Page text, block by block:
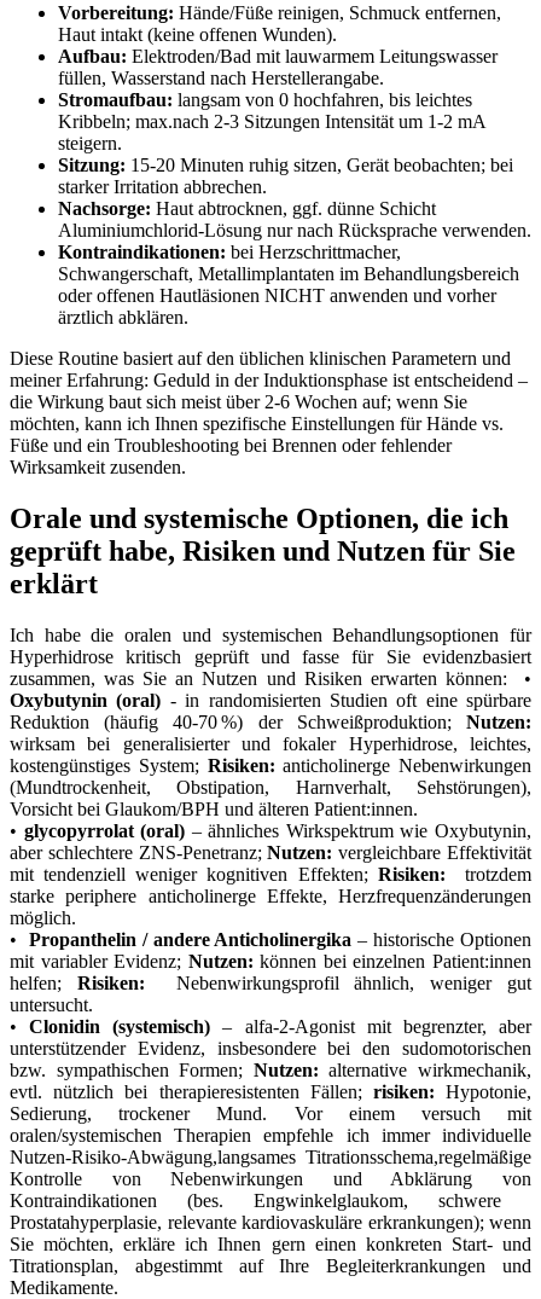
Vorbereitung: Hände/Füße reinigen, Schmuck⁤ entfernen,
Haut intakt (keine offenen Wunden).
Aufbau: Elektroden/Bad ‍mit lauwarmem Leitungswasser
füllen,​ Wasserstand nach Herstellerangabe.
Stromaufbau: langsam von 0 ⁢hochfahren, ⁣bis leichtes
Kribbeln;⁣ max.nach 2-3 Sitzungen Intensität um‍ 1-2 mA
steigern.
Sitzung: 15-20 ​Minuten⁤ ruhig sitzen,‍ Gerät beobachten; bei
starker Irritation abbrechen.
Nachsorge: Haut​ abtrocknen, ggf. dünne Schicht
Aluminiumchlorid-Lösung nur​ nach ⁢Rücksprache verwenden.
Kontraindikationen: ⁤bei⁢ Herzschrittmacher,
Schwangerschaft, Metallimplantaten im Behandlungsbereich
oder offenen Hautläsionen‍ NICHT‌ anwenden ​und vorher
⁤ärztlich​ abklären.
Diese Routine ⁢basiert auf den üblichen⁣ klinischen Parametern und
meiner Erfahrung: Geduld in der Induktionsphase‍ ist entscheidend –
die​ Wirkung baut sich ​meist über‍ 2-6 Wochen auf; wenn‍ Sie
möchten, ‍kann‌ ich Ihnen ⁤spezifische Einstellungen für Hände vs.
Füße⁤ und ein Troubleshooting bei Brennen oder fehlender
Wirksamkeit‌ zusenden.
Orale und systemische Optionen,⁢ die ich
geprüft habe, Risiken ⁤und Nutzen für Sie
erklärt
Ich habe ⁤die oralen und systemischen Behandlungsoptionen für
‌Hyperhidrose kritisch⁢ geprüft und fasse für ⁣Sie evidenzbasiert
zusammen, was Sie an Nutzen und Risiken erwarten können: ⁤ •
Oxybutynin (oral) -⁤ in randomisierten⁣ Studien oft eine spürbare​
Reduktion ⁣(häufig 40-70 %) der Schweißproduktion; Nutzen:
wirksam bei generalisierter⁢ und fokaler Hyperhidrose, ‍leichtes,
kostengünstiges System; Risiken: anticholinerge Nebenwirkungen
‍(Mundtrockenheit, Obstipation,‌ Harnverhalt, ‍Sehstörungen),
Vorsicht bei⁣ Glaukom/BPH und älteren⁢ Patient:innen.
• glycopyrrolat (oral) – ähnliches Wirkspektrum ⁢wie Oxybutynin,
aber‍ schlechtere⁣ ZNS‑Penetranz;Nutzen: vergleichbare Effektivität
mit tendenziell ‍weniger kognitiven Effekten; Risiken: ​ trotzdem⁢
starke periphere anticholinerge Effekte, Herzfrequenzänderungen
möglich.
• ‍ Propanthelin /⁤ andere Anticholinergika – historische⁤ Optionen
mit variabler Evidenz;‌ Nutzen: können bei ‌einzelnen ⁢Patient:innen
helfen;‌ Risiken: ‌ Nebenwirkungsprofil ähnlich, weniger⁢ gut
untersucht.
•Clonidin (systemisch) – alfa‑2‑Agonist mit begrenzter, aber
‍unterstützender ⁢Evidenz, ‍insbesondere⁣ bei ⁢den sudomotorischen
bzw. ‍sympathischen Formen; Nutzen: alternative wirkmechanik,
evtl. nützlich​ bei therapieresistenten Fällen; risiken: Hypotonie,
Sedierung, trockener Mund.
Vor einem⁢ versuch mit
‌oralen/systemischen Therapien empfehle ​ich immer individuelle
Nutzen‑Risiko‑Abwägung,langsames Titrationsschema,regelmäßige
‌Kontrolle von Nebenwirkungen ‍und Abklärung von
Kontraindikationen (bes. Engwinkelglaukom, schwere ​
Prostatahyperplasie, relevante kardiovaskuläre erkrankungen);​ wenn
​Sie möchten, erkläre ich Ihnen gern einen konkreten Start‑ und
Titrationsplan, abgestimmt auf ⁣Ihre Begleiterkrankungen und
⁢Medikamente.